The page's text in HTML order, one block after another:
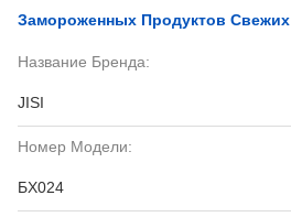
Замороженных Продуктов Свежих
Название Бренда:
JISI
Номер Модели:
БХ024